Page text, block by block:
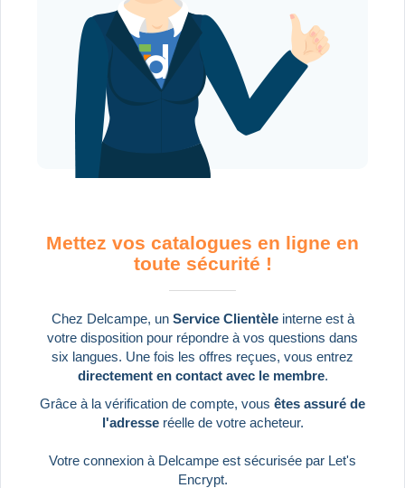
Mettez vos catalogues en ligne en
toute sécurité !
Chez Delcampe, un Service Clientèleinterne est à
votre disposition pour répondre à vos questions dans
six langues. Une fois les offres reçues, vous entrez
directement en contact avec le membre.
Grâce à la vérification de compte, vous êtes assuré de
l'adresseréelle de votre acheteur.
Votre connexion à Delcampe est sécurisée par Let's
Encrypt.